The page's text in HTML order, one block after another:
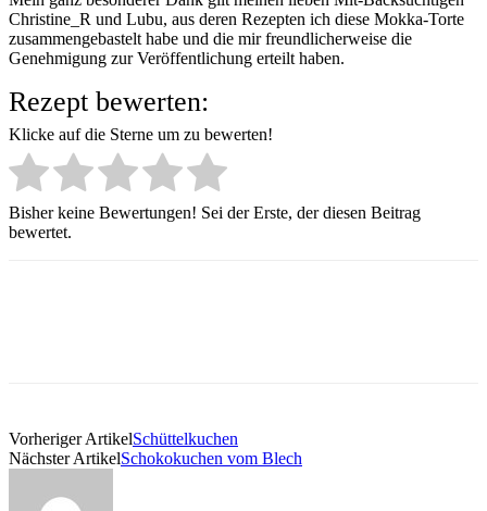
Christine_R und Lubu, aus deren Rezepten ich diese Mokka-Torte
zusammengebastelt habe und die mir freundlicherweise die
Genehmigung zur Veröffentlichung erteilt haben.
Rezept bewerten:
Klicke auf die Sterne um zu bewerten!
Bisher keine Bewertungen! Sei der Erste, der diesen Beitrag
bewertet.
Vorheriger ArtikelSchüttelkuchen
Nächster ArtikelSchokokuchen vom Blech